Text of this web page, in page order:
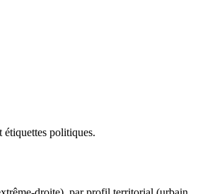
étiquettes politiques.